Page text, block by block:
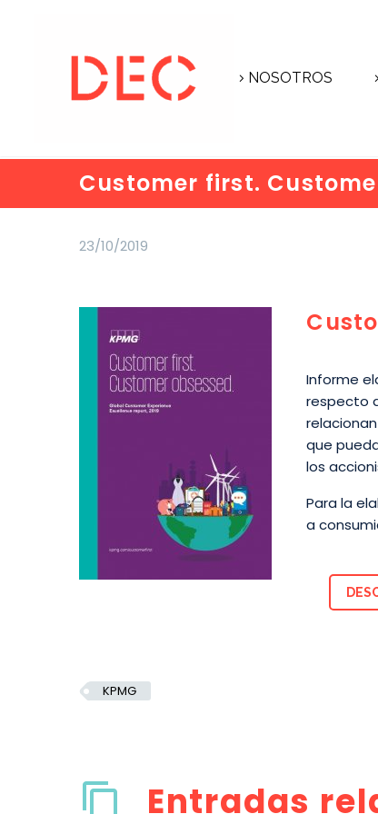
NOSOTROS
Customer first.
23/10/2019
Informe
respecto
que
los
Para la
a
KPMG
Entradas